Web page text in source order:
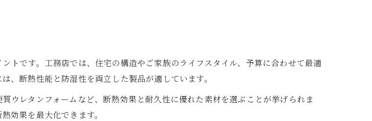
トです。工務店では、住宅の構造やご家族のライフスタイル、予算に合わせて最適
、断熱性能と防湿性を両立した製品が適しています。
ウレタンフォームなど、断熱効果と耐久性に優れた素材を選ぶことが挙げられま
効果を最大化できます。